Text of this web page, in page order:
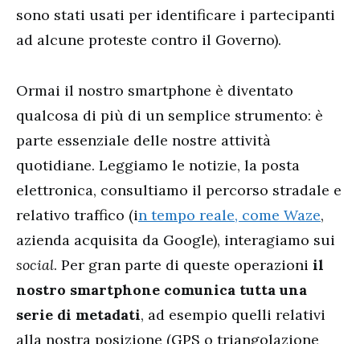
sono stati usati per identificare i partecipanti
ad alcune proteste contro il Governo).
Ormai il nostro smartphone è diventato
qualcosa di più di un semplice strumento: è
parte essenziale delle nostre attività
quotidiane. Leggiamo le notizie, la posta
elettronica, consultiamo il percorso stradale e
relativo traffico (in tempo reale, come Waze,
azienda acquisita da Google), interagiamo sui
social. Per gran parte di queste operazioni il
nostro smartphone comunica tutta una
serie di metadati, ad esempio quelli relativi
alla nostra posizione (GPS o triangolazione